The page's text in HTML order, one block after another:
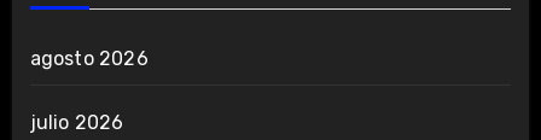
agosto 2026
julio 2026